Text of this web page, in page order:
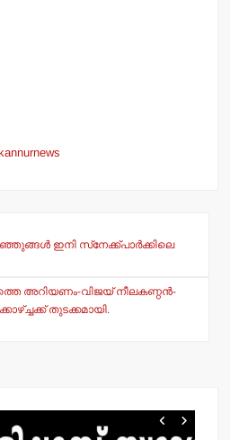
kannurnews
ഇനി സ്‌നേക്ക്പാര്‍ക്കിലെ
അറിയണം-വിജയ് നീലകണ്ഠന്‍-
തുടക്കമായി.